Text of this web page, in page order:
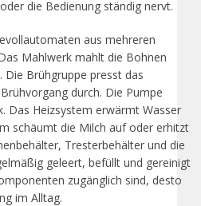
die Bedienung ständig nervt.
aus mehreren
Mahlwerk mahlt die Bohnen
Brühgruppe presst das
durch. Die Pumpe
Das Heizsystem erwärmt Wasser
schäumt die Milch auf oder erhitzt
Tresterbehälter und die
geleert, befüllt und gereinigt
zugänglich sind, desto
im Alltag.